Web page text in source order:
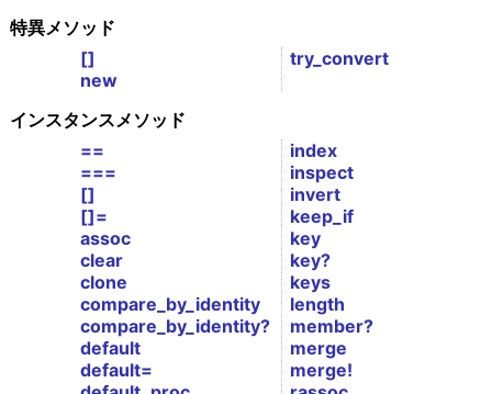
特異メソッド
[]
new
try_convert
インスタンスメソッド
==
===
[]
[]=
assoc
clear
clone
compare_by_identity
compare_by_identity?
default
default=
index
inspect
invert
keep_if
key
key?
keys
length
member?
merge
merge!